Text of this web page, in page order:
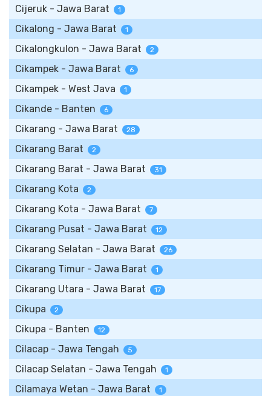
Cijeruk - Jawa Barat 1
Cikalong - Jawa Barat 1
Cikalongkulon - Jawa Barat 2
Cikampek - Jawa Barat 6
Cikampek - West Java 1
Cikande - Banten 6
Cikarang - Jawa Barat 28
Cikarang Barat 2
Cikarang Barat - Jawa Barat 31
Cikarang Kota 2
Cikarang Kota - Jawa Barat 7
Cikarang Pusat - Jawa Barat 12
Cikarang Selatan - Jawa Barat 26
Cikarang Timur - Jawa Barat 1
Cikarang Utara - Jawa Barat 17
Cikupa 2
Cikupa - Banten 12
Cilacap - Jawa Tengah 5
Cilacap Selatan - Jawa Tengah 1
Cilamaya Wetan - Jawa Barat 1